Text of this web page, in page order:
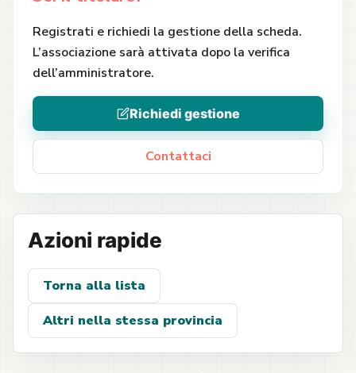
Registrati e richiedi la gestione della scheda.
L’associazione sarà attivata dopo la verifica
dell’amministratore.
Richiedi gestione
Contattaci
Azioni rapide
Torna alla lista
Altri nella stessa provincia